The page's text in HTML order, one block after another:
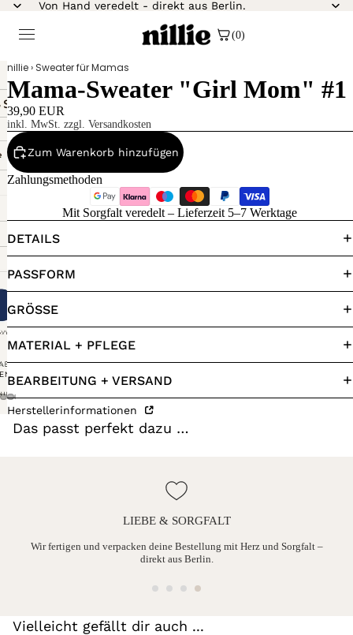
Von Hand veredelt - direkt aus Berlin.
(0)
nillie› Sweater für Mamas
Mama-Sweater "Girl Mom" #1
39,90 EUR
inkl. MwSt. zzgl. Versandkosten
Zum Warenkorb hinzufügen
Zahlungsmethoden
Mit Sorgfalt veredelt – Lieferzeit 5–7 Werktage
DETAILS
PASSFORM
GRÖSSE
MATERIAL + PFLEGE
BEARBEITUNG + VERSAND
Herstellerinformationen
Das passt perfekt dazu …
LIEBE & SORGFALT
Wir fertigen und verpacken deine Bestellung mit Herz und Sorgfalt –
direkt aus Berlin.
Vielleicht gefällt dir auch ...